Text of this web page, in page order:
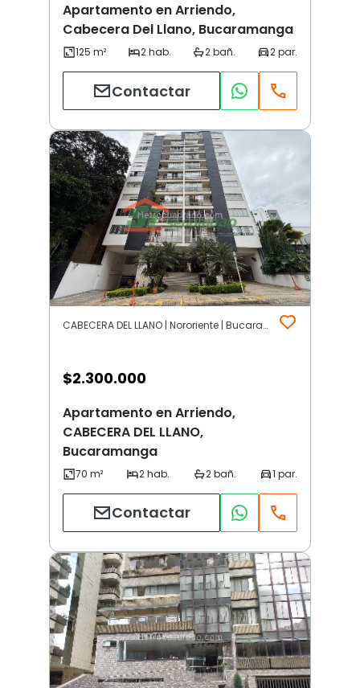
Apartamento en Arriendo,
Cabecera Del Llano, Bucaramanga
Contactar
CABECERA DEL LLANO | Nororiente | Bucaramanga
$2.300.000
Apartamento en Arriendo,
CABECERA DEL LLANO,
Bucaramanga
Contactar